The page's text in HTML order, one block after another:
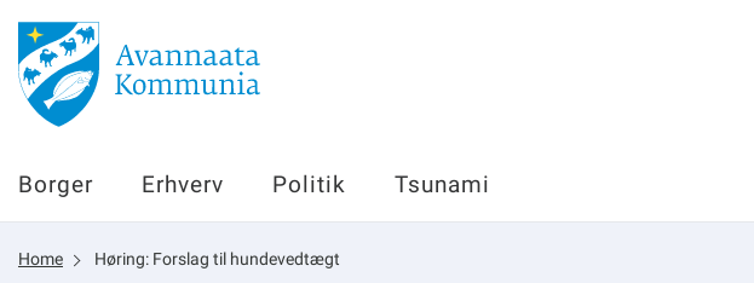
Borger
Erhverv
Politik
Borger Erhverv Politik Tsunami
Home Høring: Forslag til hundevedtægt